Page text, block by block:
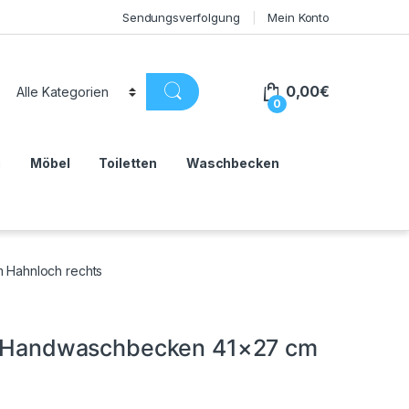
Sendungsverfolgung Mein Konto
0
0,00€
Möbel Toiletten Waschbecken
Hahnloch rechts
41×27 cm